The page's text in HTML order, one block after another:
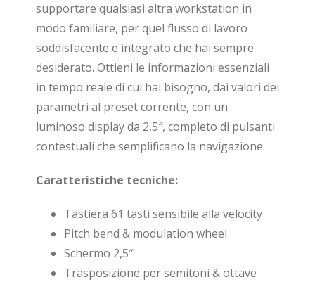
supportare qualsiasi altra workstation in
modo familiare, per quel flusso di lavoro
soddisfacente e integrato che hai sempre
desiderato. Ottieni le informazioni essenziali
in tempo reale di cui hai bisogno, dai valori dei
parametri al preset corrente, con un
luminoso display da 2,5″, completo di pulsanti
contestuali che semplificano la navigazione.
Caratteristiche tecniche:
Tastiera 61 tasti sensibile alla velocity
Pitch bend & modulation wheel
Schermo 2,5″
Trasposizione per semitoni & ottave